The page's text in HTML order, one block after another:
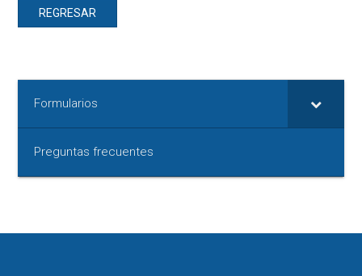
REGRESAR
Formularios
Preguntas frecuentes